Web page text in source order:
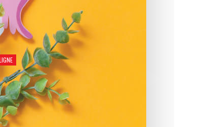
Natation Santé 2026
€
8,90